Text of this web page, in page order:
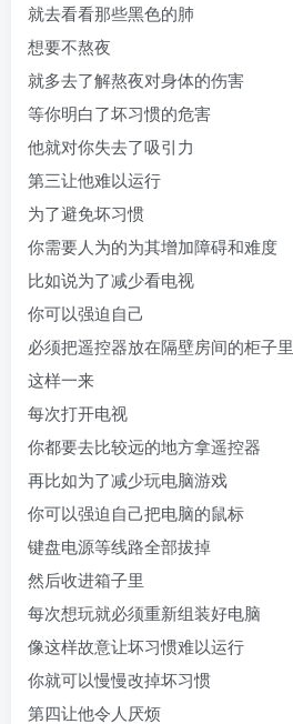
就去看看那些黑色的肺
想要不熬夜
就多去了解熬夜对身体的伤害
等你明白了坏习惯的危害
他就对你失去了吸引力
第三让他难以运行
为了避免坏习惯
你需要人为的为其增加障碍和难度
比如说为了减少看电视
你可以强迫自己
必须把遥控器放在隔壁房间的柜子里
这样一来
每次打开电视
你都要去比较远的地方拿遥控器
再比如为了减少玩电脑游戏
你可以强迫自己把电脑的鼠标
键盘电源等线路全部拔掉
然后收进箱子里
每次想玩就必须重新组装好电脑
像这样故意让坏习惯难以运行
你就可以慢慢改掉坏习惯
第四让他令人厌烦